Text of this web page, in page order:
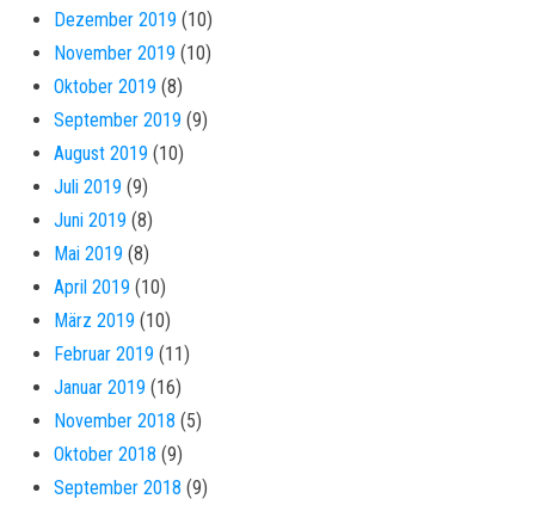
Dezember 2019 (10)
November 2019 (10)
Oktober 2019 (8)
September 2019 (9)
August 2019 (10)
Juli 2019 (9)
Juni 2019 (8)
Mai 2019 (8)
April 2019 (10)
März 2019 (10)
Februar 2019 (11)
Januar 2019 (16)
November 2018 (5)
Oktober 2018 (9)
September 2018 (9)